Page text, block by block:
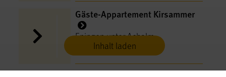
Inhalt laden
Gäste-Appartement Kirsammer
Eningen unter Achalm